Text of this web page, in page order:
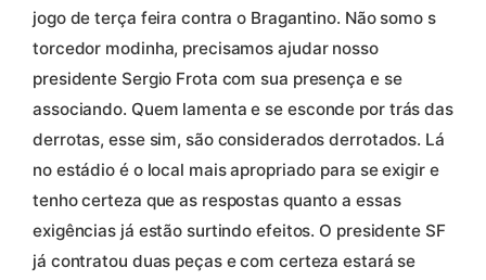
jogo de terça feira contra o Bragantino. Não somo s
torcedor modinha, precisamos ajudar nosso
presidente Sergio Frota com sua presença e se
associando. Quem lamenta e se esconde por trás das
derrotas, esse sim, são considerados derrotados. Lá
no estádio é o local mais apropriado para se exigir e
tenho certeza que as respostas quanto a essas
exigências já estão surtindo efeitos. O presidente SF
já contratou duas peças e com certeza estará se